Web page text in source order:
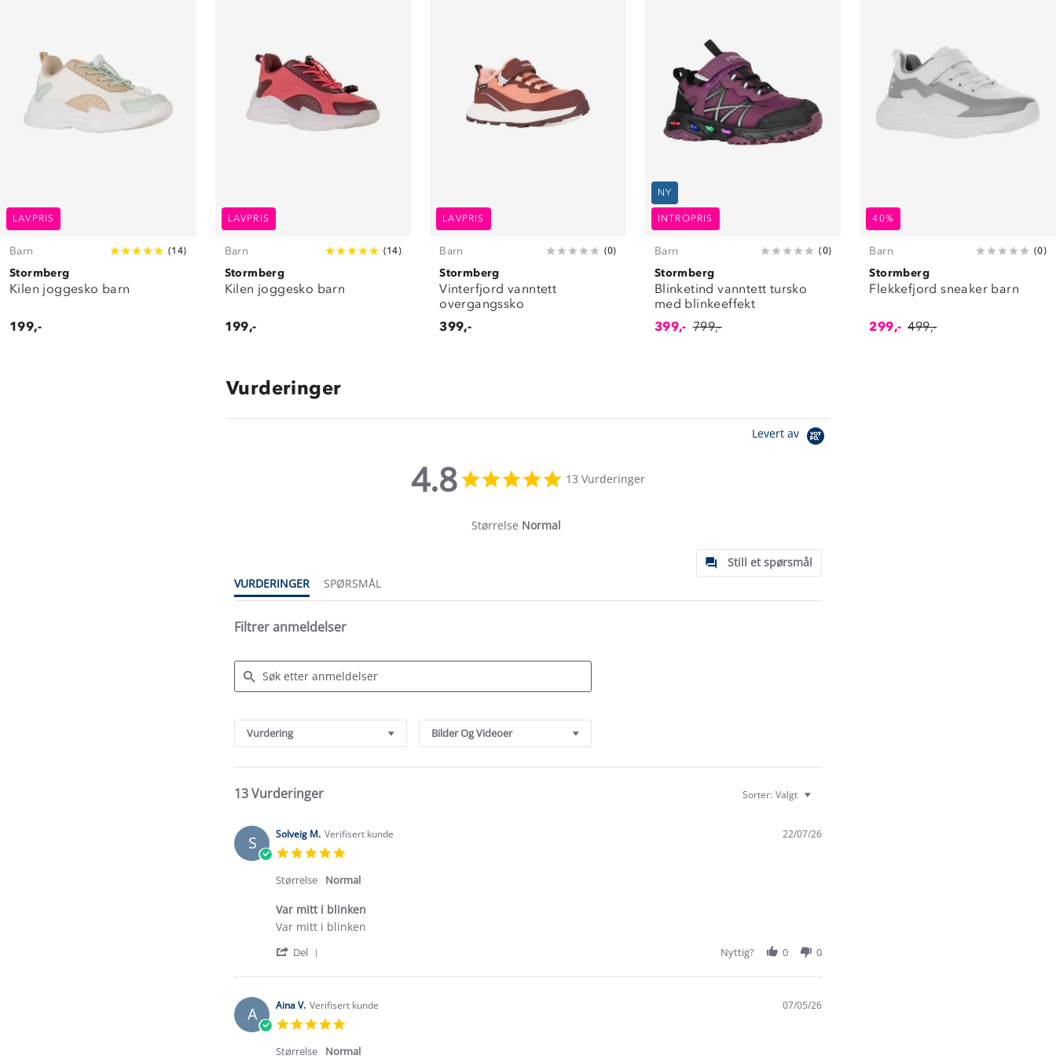
LAVPRIS
Barn (14)
Stormberg
Kilen joggesko barn
199,-
LAVPRIS
Barn (14)
Stormberg
Kilen joggesko barn
199,-
LAVPRIS
Barn (0)
Stormberg
Vinterfjord vanntett
overgangssko
399,-
NY
INTROPRIS
Barn (0)
Stormberg
Blinketind vanntett tursko
med blinkeeffekt
399,- 799,-
40%
Barn (0)
Stormberg
Flekkefjord sneaker barn
299,- 499,-
Vurderinger
Levert av
4.8
star
13 Vurderinger
Størrelse Normal
Still et spørsmål
VURDERINGER
SPØRSMÅL
Filtrer anmeldelser
Reviews
Vurdering Bilder Og Videoer
13 Vurderinger Sorter: Valgt
S Solveig M. Verifisert kunde
rating
22/07/26
Størrelse Normal
Var mitt i blinken
Review
Solveig
on
Jul
2026
review
Var
i
Var mitt i blinken
Del
Review
Solveig
M.
on
22
Nyttig? 0 0
A Aina V. Verifisert kunde
rating
07/05/26
Størrelse Normal